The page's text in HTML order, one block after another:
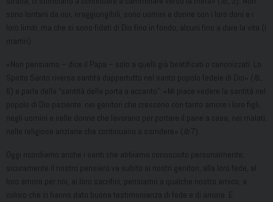
sono lontani da noi, irraggiungibili, sono uomini e donne con i loro doni e i
loro limiti, ma che si sono fidati di Dio fino in fondo, alcuni fino a dare la vita (i
martiri).
«Non pensiamo – dice il Papa – solo a quelli già beatificati o canonizzati. Lo
Spirito Santo riversa santità dappertutto nel santo popolo fedele di Dio» ( Ib.,
6) e parla della “santità della porta a accanto”: «Mi piace vedere la santità nel
popolo di Dio paziente: nei genitori che crescono con tanto amore i loro figli,
negli uomini e nelle donne che lavorano per portare il pane a casa, nei malati,
nelle religiose anziane che continuano a sorridere» ( Ib 7).
Oggi ricordiamo anche i santi che abbiamo conosciuto personalmente;
sicuramente il nostro pensiero va subito ai nostri genitori, alla loro fede, al
loro amore per noi, ai loro sacrifici, pensiamo a qualche nostro amico, a
coloro che ci hanno dato buona testimonianza di fede e di amore. E